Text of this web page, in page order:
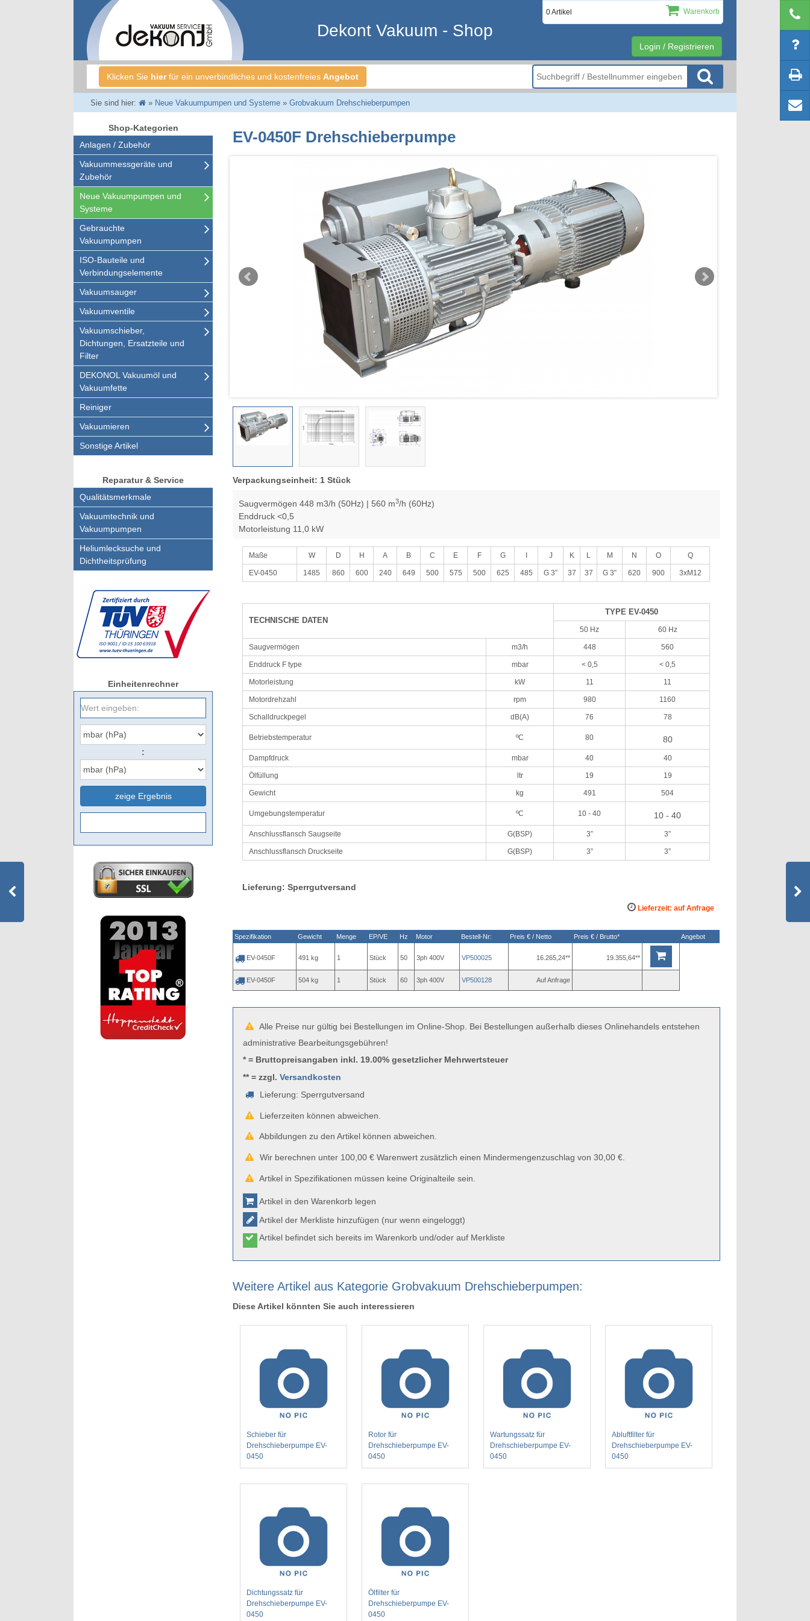
Login / Registrieren
0 Artikel Warenkorb
Dekont Vakuum - Shop
Klicken Sie hierfür ein unverbindliches und kostenfreies Angebot
Sie sind hier: » Neue Vakuumpumpen und Systeme» Grobvakuum Drehschieberpumpen
Shop-Kategorien
Anlagen / Zubehör
Vakuummessgeräte und
Zubehör
Neue Vakuumpumpen und
Systeme
Gebrauchte
Vakuumpumpen
ISO-Bauteile und
Verbindungselemente
Vakuumsauger
Vakuumventile
Vakuumschieber,
Dichtungen, Ersatzteile und
Filter
DEKONOL Vakuumöl und
Vakuumfette
Reiniger
Vakuumieren
Sonstige Artikel
Reparatur & Service
Qualitätsmerkmale
Vakuumtechnik und
Vakuumpumpen
Heliumlecksuche und
Dichtheitsprüfung
Einheitenrechner
:
zeige Ergebnis
EV-0450F Drehschieberpumpe
Verpackungseinheit: 1 Stück
Saugvermögen 448 m3/h (50Hz) | 560 m3/h (60Hz)
Enddruck <0,5
Motorleistung 11,0 kW
Maße W D H A B C E F G J K L M N O Q
EV-0450 1485 860 600 240 649 500 575 500 625 485 G 3” 37 37 G 3” 620 900 3xM12
TECHNISCHE DATEN
TYPE EV-0450
50 Hz 60 Hz
Saugvermögen m3/h 448 560
Enddruck F type mbar < 0,5 < 0,5
Motorleistung kW 11 11
Motordrehzahl rpm 980 1160
Schalldruckpegel dB(A) 76 78
Betriebstemperatur ºC 80 80
Dampfdruck mbar 40 40
Ölfüllung ltr 19 19
Gewicht kg 491 504
Umgebungstemperatur ºC 10 - 40 10 - 40
Anschlussflansch Saugseite G(BSP) 3” 3”
Anschlussflansch Druckseite G(BSP) 3” 3”
Lieferung: Sperrgutversand
Lieferzeit: auf Anfrage
Spezifikation Gewicht Menge EP/VE Hz Motor Bestell-Nr: Preis € / Netto Preis € / Brutto* Angebot
EV-0450F 491 kg 1 Stück 50 3ph 400V VP500025 16.265,24** 19.355,64**
EV-0450F 504 kg 1 Stück 60 3ph 400V VP500128 Auf Anfrage
Alle Preise nur gültig bei Bestellungen im Online-Shop. Bei Bestellungen außerhalb dieses Onlinehandels entstehen
administrative Bearbeitungsgebühren!
* = Bruttopreisangaben inkl. 19.00% gesetzlicher Mehrwertsteuer
** = zzgl.Versandkosten
Lieferung: Sperrgutversand
Lieferzeiten können abweichen.
Abbildungen zu den Artikel können abweichen.
Wir berechnen unter 100,00 € Warenwert zusätzlich einen Mindermengenzuschlag von 30,00 €.
Artikel in Spezifikationen müssen keine Originalteile sein.
Artikel in den Warenkorb legen
Artikel der Merkliste hinzufügen (nur wenn eingeloggt)
Artikel befindet sich bereits im Warenkorb und/oder auf Merkliste
Weitere Artikel aus Kategorie Grobvakuum Drehschieberpumpen:
Diese Artikel könnten Sie auch interessieren
Schieber für
Drehschieberpumpe EV-
0450
Rotor für
Drehschieberpumpe EV-
0450
Wartungssatz für
Drehschieberpumpe EV-
0450
Abluftfilter für
Drehschieberpumpe EV-
0450
Dichtungssatz für
Drehschieberpumpe EV-
0450
Ölfilter für
Drehschieberpumpe EV-
0450